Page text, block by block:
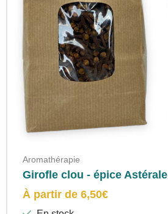
Aromathérapie
Girofle clou - épice Astérale
À partir de 6,50€